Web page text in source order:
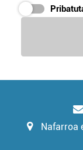
Nafarroa